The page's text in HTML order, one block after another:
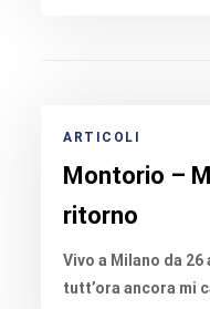
ARTICOLI
Montorio –
ritorno
Vivo a Milano da 26
tutt’ora ancora mi